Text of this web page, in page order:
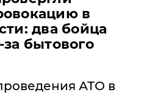
в
два бойца
бытового
АТО в